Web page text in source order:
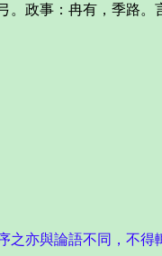
事：冉有，季路。
亦與論語不同，不得